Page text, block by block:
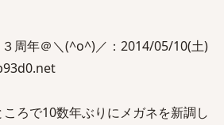
周年＠＼(^o^)／：2014/05/10(土)
ろで10数年ぶりにメガネを新調し